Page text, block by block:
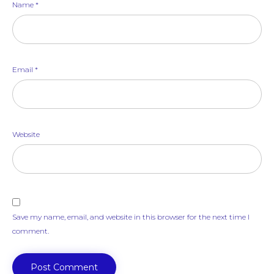
Name *
Email *
Website
Save my name, email, and website in this browser for the next time I
comment.